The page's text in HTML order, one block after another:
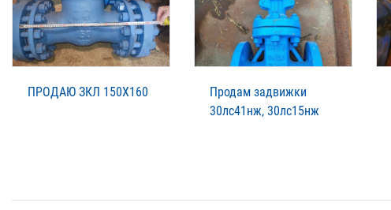
ПРОДАЮ ЗКЛ 150Х160
Продам задвижки
30лс41нж, 30лс15нж